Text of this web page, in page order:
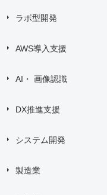
ラボ型開発
AWS導入支援
AI・ 画像認識
DX推進支援
システム開発
製造業